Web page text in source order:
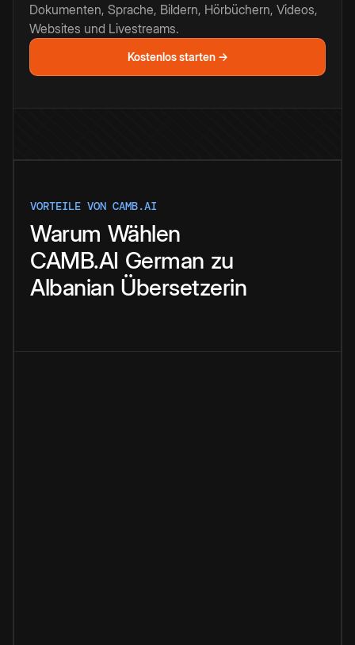
Dokumenten, Sprache, Bildern, Hörbüchern, Videos,
Websites und Livestreams.
Kostenlos starten →
VORTEILE VON CAMB.AI
Warum Wählen
CAMB.AI German zu
Albanian Übersetzerin